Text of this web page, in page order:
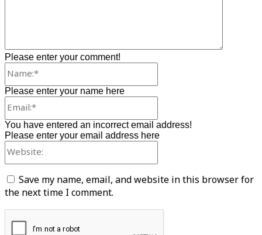
Please enter your comment!
Please enter your name here
You have entered an incorrect email address!
Please enter your email address here
Save my name, email, and website in this browser for
the next time I comment.